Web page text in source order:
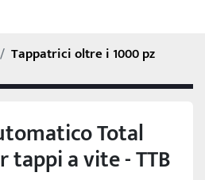
Tappatrici oltre i 1000 pz
Total
tappi a vite - TTB